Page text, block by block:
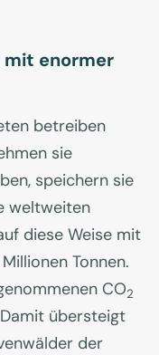
mit enormer
betreiben
sie
speichern sie
weltweiten
diese Weise mit
Tonnen.
CO2
übersteigt
der